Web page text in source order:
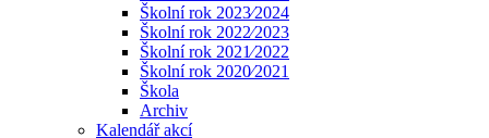
Školní rok 2023⁄2024
Školní rok 2022⁄2023
Školní rok 2021⁄2022
Školní rok 2020⁄2021
Škola
Archiv
Kalendář akcí